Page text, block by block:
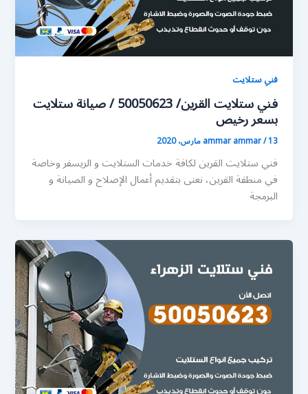
فني ستلايت
فني ستلايت القرين/ 50050623 / صيانة ستلايت
بسعر رخيص
ammar ammar/13 مارس، 2020
فني ستلايت القرين لكافة خدمات الستلايت و الريسفر وخاصة
في منطقة القرين، نعنى بتقديم أعمال الإصلاح و الصيانة و
البرمجة